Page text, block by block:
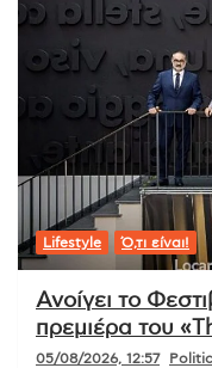
Lifestyle Ό,τι είναι!
Ανοίγει το
πρεμιέρα του
05/08/2026, 12:57